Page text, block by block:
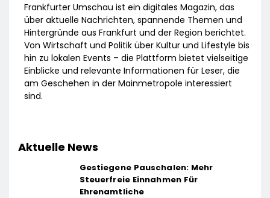
Frankfurter Umschau ist ein digitales Magazin, das
über aktuelle Nachrichten, spannende Themen und
Hintergründe aus Frankfurt und der Region berichtet.
Von Wirtschaft und Politik über Kultur und Lifestyle bis
hin zu lokalen Events – die Plattform bietet vielseitige
Einblicke und relevante Informationen für Leser, die
am Geschehen in der Mainmetropole interessiert
sind.
Aktuelle News
Gestiegene Pauschalen: Mehr
Steuerfreie Einnahmen Für
Ehrenamtliche